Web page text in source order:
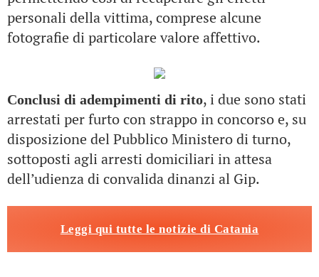
personali della vittima, comprese alcune
fotografie di particolare valore affettivo.
Conclusi di adempimenti di rito, i due sono stati
arrestati per furto con strappo in concorso e, su
disposizione del Pubblico Ministero di turno,
sottoposti agli arresti domiciliari in attesa
dell’udienza di convalida dinanzi al Gip.
Leggi qui tutte le notizie di Catania